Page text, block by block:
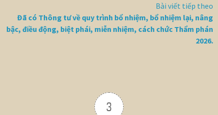
Bài viết tiếp theo
Đã có Thông tư về quy trình bổ nhiệm, bổ nhiệm lại, nâng
bậc, điều động, biệt phái, miễn nhiệm, cách chức Thẩm phán
2026.
3